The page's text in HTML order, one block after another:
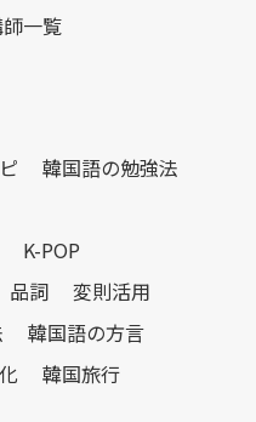
一覧
韓国語の勉強法
K-POP
品詞
変則活用
韓国語の方言
韓国旅行